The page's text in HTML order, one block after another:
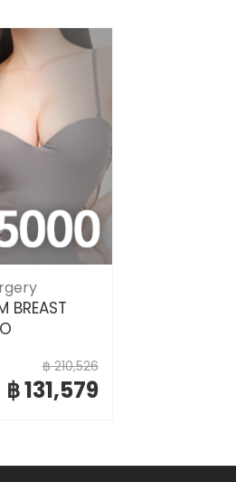
BREAST
฿ 210,526
฿ 131,579